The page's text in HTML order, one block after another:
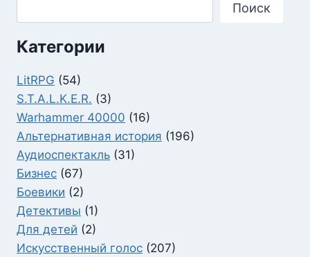
Поиск
Категории
LitRPG (54)
S.T.A.L.K.E.R. (3)
Warhammer 40000 (16)
Альтернативная история (196)
Аудиоспектакль (31)
Бизнес (67)
Боевики (2)
Детективы (1)
Для детей (2)
Искусственный голос (207)